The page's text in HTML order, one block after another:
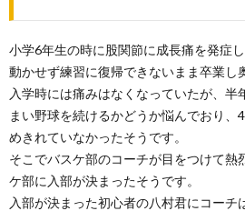
小学6年生の時に股関節に成長痛を発症
動かせず練習に復帰できないまま卒業し
入学時には痛みはなくなっていたが、半
まい野球を続けるかどうか悩んでおり
めきれていなかったそうです。
そこでバスケ部のコーチが目をつけて熱
ケ部に入部が決まったそうです。
入部が決まった初心者の八村君にコーチ